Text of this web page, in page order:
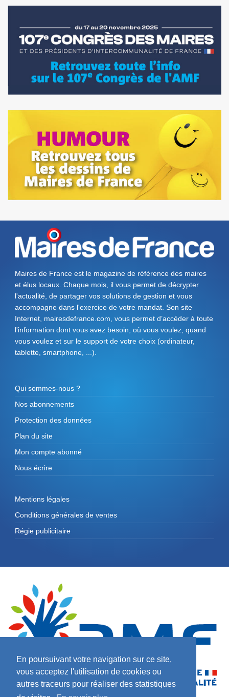
En poursuivant votre navigation sur ce site,
vous acceptez l'utilisation de cookies ou
autres traceurs pour réaliser des statistiques
Maires de France est le magazine de référence des maires
et élus locaux. Chaque mois, il vous permet de décrypter
l'actualité, de partager vos solutions de gestion et vous
accompagne dans l'exercice de votre mandat. Son site
Internet, mairesdefrance.com, vous permet d’accéder à toute
l'information dont vous avez besoin, où vous voulez, quand
vous voulez et sur le support de votre choix (ordinateur,
tablette, smartphone, ...).
Qui sommes-nous ?
Nos abonnements
Protection des données
Plan du site
Mon compte abonné
Nous écrire
Mentions légales
Conditions générales de ventes
Régie publicitaire